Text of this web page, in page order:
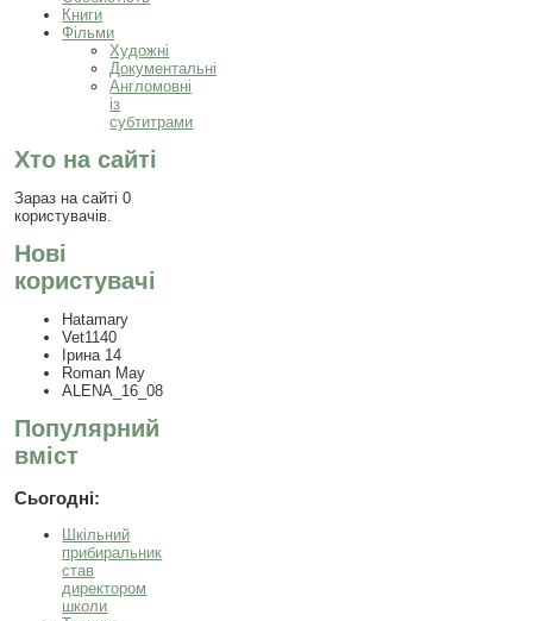
Книги
Фільми
Художні
Документальні
Англомовні
із
субтитрами
Хто на сайті
Зараз на сайті 0
користувачів.
Нові
користувачі
Hatamary
Vet1140
Ірина 14
Roman May
ALENA_16_08
Популярний
вміст
Сьогодні:
Шкільний
прибиральник
став
директором
школи